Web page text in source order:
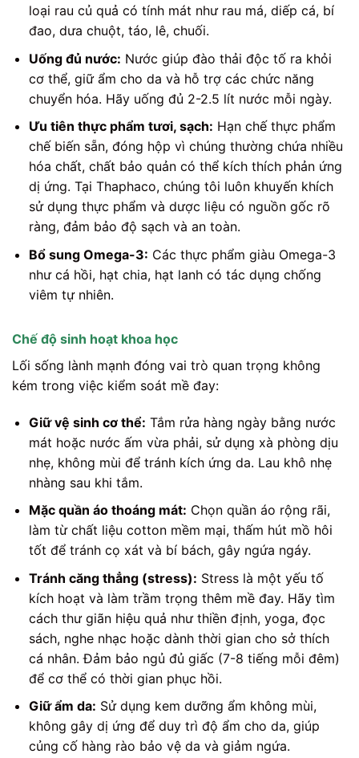
loại rau củ quả có tính mát như rau má, diếp cá, bí
đao, dưa chuột, táo, lê, chuối.
Uống đủ nước: Nước giúp đào thải độc tố ra khỏi
cơ thể, giữ ẩm cho da và hỗ trợ các chức năng
chuyển hóa. Hãy uống đủ 2-2.5 lít nước mỗi ngày.
Ưu tiên thực phẩm tươi, sạch: Hạn chế thực phẩm
chế biến sẵn, đóng hộp vì chúng thường chứa nhiều
hóa chất, chất bảo quản có thể kích thích phản ứng
dị ứng. Tại Thaphaco, chúng tôi luôn khuyến khích
sử dụng thực phẩm và dược liệu có nguồn gốc rõ
ràng, đảm bảo độ sạch và an toàn.
Bổ sung Omega-3: Các thực phẩm giàu Omega-3
như cá hồi, hạt chia, hạt lanh có tác dụng chống
viêm tự nhiên.
Chế độ sinh hoạt khoa học
Lối sống lành mạnh đóng vai trò quan trọng không
kém trong việc kiểm soát mề đay:
Giữ vệ sinh cơ thể: Tắm rửa hàng ngày bằng nước
mát hoặc nước ấm vừa phải, sử dụng xà phòng dịu
nhẹ, không mùi để tránh kích ứng da. Lau khô nhẹ
nhàng sau khi tắm.
Mặc quần áo thoáng mát: Chọn quần áo rộng rãi,
làm từ chất liệu cotton mềm mại, thấm hút mồ hôi
tốt để tránh cọ xát và bí bách, gây ngứa ngáy.
Tránh căng thẳng (stress): Stress là một yếu tố
kích hoạt và làm trầm trọng thêm mề đay. Hãy tìm
cách thư giãn hiệu quả như thiền định, yoga, đọc
sách, nghe nhạc hoặc dành thời gian cho sở thích
cá nhân. Đảm bảo ngủ đủ giấc (7-8 tiếng mỗi đêm)
để cơ thể có thời gian phục hồi.
Giữ ẩm da: Sử dụng kem dưỡng ẩm không mùi,
không gây dị ứng để duy trì độ ẩm cho da, giúp
củng cố hàng rào bảo vệ da và giảm ngứa.